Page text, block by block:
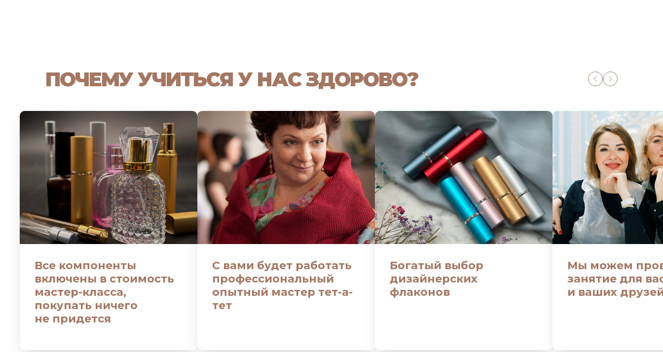
ПОЧЕМУ УЧИТЬСЯ У НАС ЗДОРОВО?
Все компоненты
включены в стоимость
мастер-класса,
покупать ничего
не придется
С вами будет работать
профессиональный
опытный мастер тет-а-
тет
Богатый выбор
дизайнерских
флаконов
Мы можем
занятие для
и ваших